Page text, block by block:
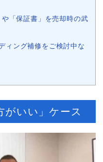
「保証書」を売却時の武
ィング補修をご検討中な
がいい」ケース